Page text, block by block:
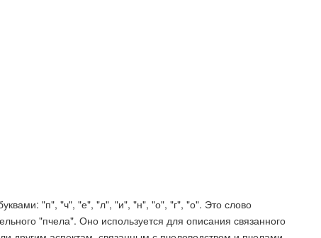
"п", "ч", "е", "л", "и", "н", "о", "г", "о". Это слово
"пчела". Оно используется для описания связанного